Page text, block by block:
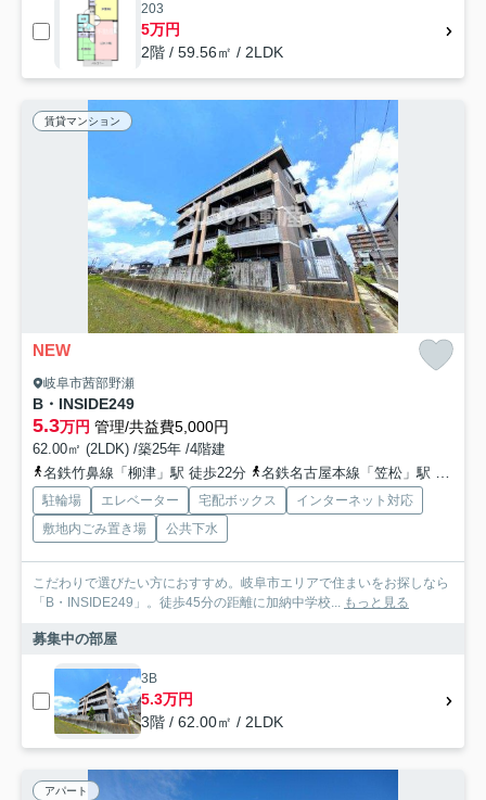
203
5万円
2階 / 59.56㎡ / 2LDK
賃貸マンション
NEW
岐阜市茜部野瀬
B・INSIDE249
5.3万円 管理/共益費5,000円
62.00㎡ (2LDK) /築25年 /4階建
名鉄竹鼻線「柳津」駅 徒歩22分
名鉄名古屋本線「笠松」駅 徒歩24分
駐輪場 エレベーター 宅配ボックス
インターネット対応
敷地内ごみ置き場
公共下水
こだわりで選びたい方におすすめ。岐阜市エリアで住まいをお探しなら
「B・INSIDE249」。徒歩45分の距離に加納中学校... もっと見る
募集中の部屋
3B
5.3万円
3階 / 62.00㎡ / 2LDK
アパート